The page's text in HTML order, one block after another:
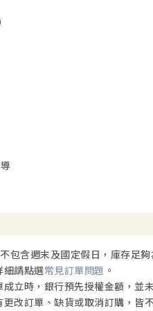
包含週末及國定假日，庫存足
細請點選常見訂單問題 。
立時，銀行預先授權金額，並
改訂單、缺貨或取消訂購，皆